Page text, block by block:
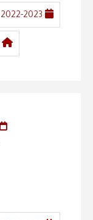
2022-2023